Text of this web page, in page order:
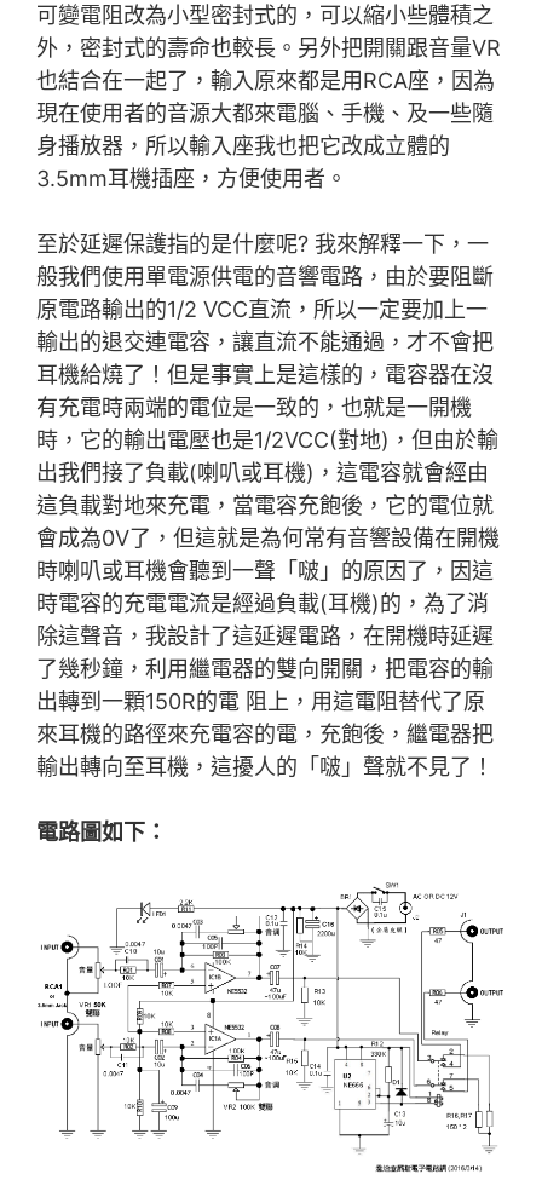
可變電阻改為小型密封式的，可以縮小些體積之
外，密封式的壽命也較長。另外把開關跟音量VR
也結合在一起了，輸入原來都是用RCA座，因為
現在使用者的音源大都來電腦、手機、及一些隨
身播放器，所以輸入座我也把它改成立體的
3.5mm耳機插座，方便使用者。
至於延遲保護指的是什麼呢? 我來解釋一下，一
般我們使用單電源供電的音響電路，由於要阻斷
原電路輸出的1/2 VCC直流，所以一定要加上一
輸出的退交連電容，讓直流不能通過，才不會把
耳機給燒了！但是事實上是這樣的，電容器在沒
有充電時兩端的電位是一致的，也就是一開機
時，它的輸出電壓也是1/2VCC(對地)，但由於輸
出我們接了負載(喇叭或耳機)，這電容就會經由
這負載對地來充電，當電容充飽後，它的電位就
會成為0V了，但這就是為何常有音響設備在開機
時喇叭或耳機會聽到一聲「啵」的原因了，因這
時電容的充電電流是經過負載(耳機)的，為了消
除這聲音，我設計了這延遲電路，在開機時延遲
了幾秒鐘，利用繼電器的雙向開關，把電容的輸
出轉到一顆150R的電 阻上，用這電阻替代了原
來耳機的路徑來充電容的電，充飽後，繼電器把
輸出轉向至耳機，這擾人的「啵」聲就不見了！
電路圖如下：